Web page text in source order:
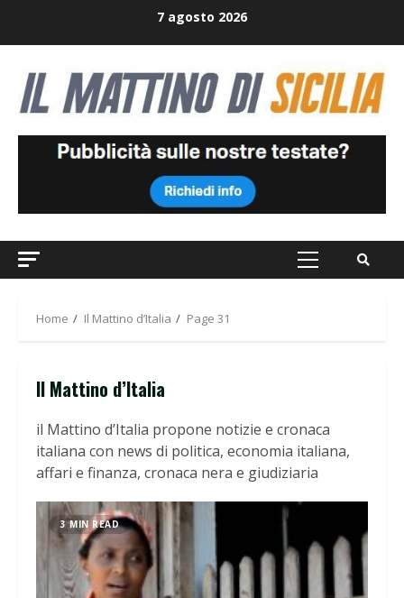
7 agosto 2026
Primary
Home Il Mattino d’Italia Page 31
Il Mattino d’Italia
il Mattino d’Italia propone notizie e cronaca
italiana con news di politica, economia italiana,
affari e finanza, cronaca nera e giudiziaria
3 MIN READ